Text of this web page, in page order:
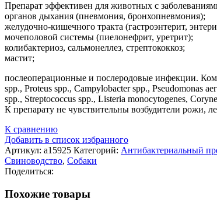
Препарат эффективен для животных с
органов дыхания (пневмония, бронхопневмония);
желудочно-кишечного тракта (гастроэнтерит,
мочеполовой системы (пиелонефрит, уретрит);
колибактериоз, сальмонеллез, стрептококкоз;
мастит;
послеоперационные и послеродовые инфекции.
spp., Proteus spp., Campylobacter spp., Pseudomonas
spp., Streptococcus spp., Listeria monocytogenes,
К препарату не чувствительны возбудители рожи,
К сравнению
Добавить в список избранного
Артикул: а15925 Категорий: Антибактериальный
Свиноводство, Собаки
Поделиться:
Похожие товары